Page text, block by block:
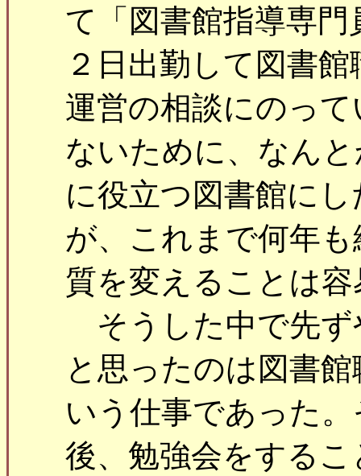
て「図書館指導専
２日出勤して図書
運営の相談にのっ
ないために、なん
に役立つ図書館に
が、これまで何年
質を変えることは
そうした中で先ず
と思ったのは図書
いう仕事であった
後、勉強会をする